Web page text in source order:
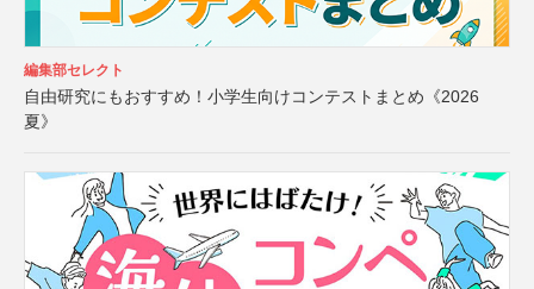
編集部セレクト
自由研究にもおすすめ！小学生向けコンテストまとめ《2026
夏》